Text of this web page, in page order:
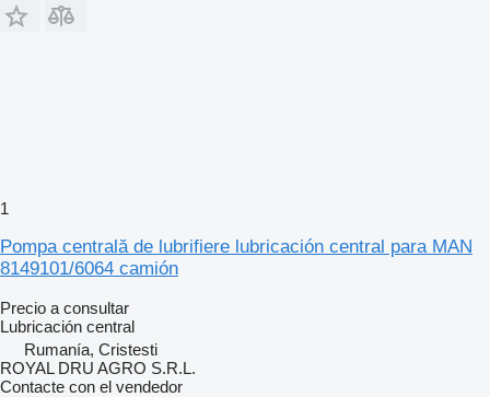
1
Pompa centrală de lubrifiere lubricación central para MAN
8149101/6064 camión
Precio a consultar
Lubricación central
Rumanía, Cristesti
ROYAL DRU AGRO S.R.L.
Contacte con el vendedor